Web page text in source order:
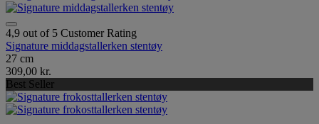
4,9 out of 5 Customer Rating
Signature middagstallerken stentøy
27 cm
309,00 kr.
Best Seller